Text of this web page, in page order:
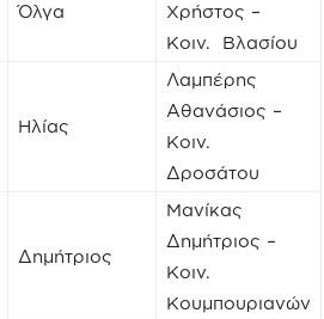
Όλγα
Χρήστος –
Κοιν. Βλασίου
Ηλίας
Λαμπέρης
Αθανάσιος –
Κοιν.
Δροσάτου
Δημήτριος
Μανίκας
Δημήτριος –
Κοιν.
Κουμπουριανών